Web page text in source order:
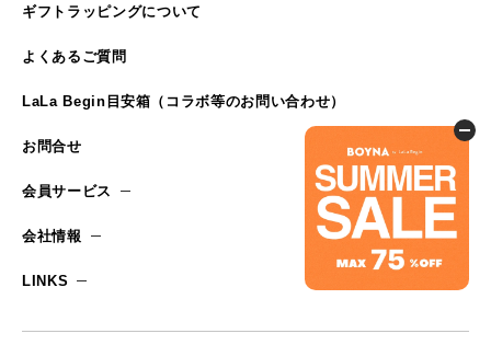
ギフトラッピングについて
よくあるご質問
LaLa Begin目安箱（コラボ等のお問い合わせ）
お問合せ
会員サービス
会社情報
LINKS